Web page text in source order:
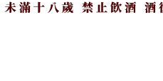
實體通路為準。